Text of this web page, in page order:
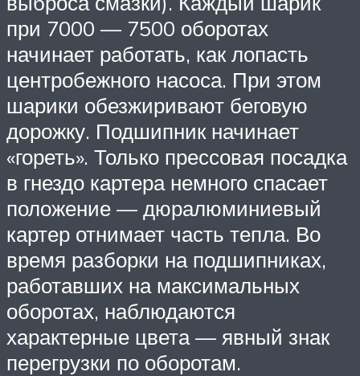
при 7000 — 7500 оборотах
начинает работать, как лопасть
центробежного насоса. При этом
шарики обезжиривают беговую
дорожку. Подшипник начинает
«гореть». Только прессовая посадка
в гнездо картера немного спасает
положение — дюралюминиевый
картер отнимает часть тепла. Во
время разборки на подшипниках,
работавших на максимальных
оборотах, наблюдаются
характерные цвета — явный знак
перегрузки по оборотам.